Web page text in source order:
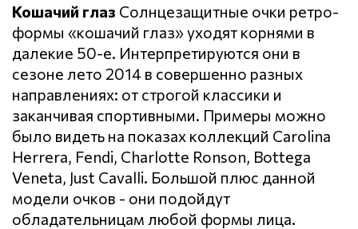
Кошачий глаз Солнцезащитные очки ретро-
формы «кошачий глаз» уходят корнями в
далекие 50-е. Интерпретируются они в
сезоне лето 2014 в совершенно разных
направлениях: от строгой классики и
заканчивая спортивными. Примеры можно
было видеть на показах коллекций Carolina
Herrera, Fendi, Charlotte Ronson, Bottega
Veneta, Just Cavalli. Большой плюс данной
модели очков - они подойдут
обладательницам любой формы лица.